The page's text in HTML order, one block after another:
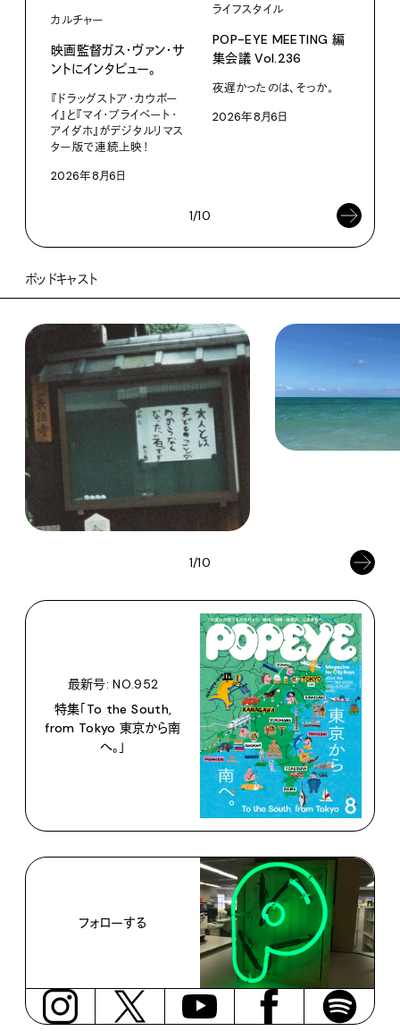
カルチャー
映画監督ガス・ヴァン・サ
ントにインタビュー。
『ドラッグストア・カウボー
イ』と『マイ・プライベート・
アイダホ』がデジタルリマス
ター版で連続上映！
2026年8月6日
ライフスタイル
POP-EYE MEETING 編
集会議 Vol.236
夜遅かったのは、そっか。
2026年8月6日
1/10
ポッドキャスト
1/10
最新号: NO.952
特集「To the South,
from Tokyo 東京から南
へ。」
フォローする